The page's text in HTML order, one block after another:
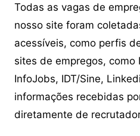
Todas as vagas de
nosso site foram
acessíveis, como perfis
sites de empregos, como
InfoJobs, IDT/Sine,
informações recebidas
diretamente de